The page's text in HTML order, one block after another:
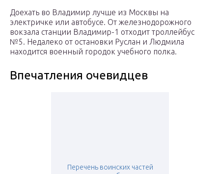
Доехать во Владимир лучше из Москвы на
электричке или автобусе. От железнодорожного
вокзала станции Владимир-1 отходит троллейбус
№5. Недалеко от остановки Руслан и Людмила
находится военный городок учебного полка.
Впечатления очевидцев
Перечень воинских частей